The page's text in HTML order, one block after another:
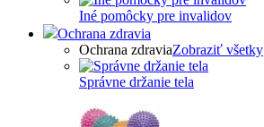
Iné pomôcky pre invalidov
Ochrana zdravia
Ochrana zdraviaZobraziť všetky
Správne držanie tela